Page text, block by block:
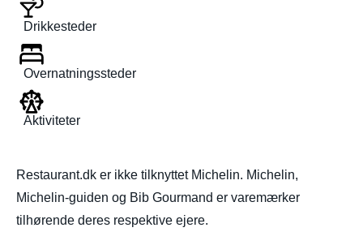
Drikkesteder
Overnatningssteder
Aktiviteter
Restaurant.dk er ikke tilknyttet Michelin. Michelin,
Michelin-guiden og Bib Gourmand er varemærker
tilhørende deres respektive ejere.